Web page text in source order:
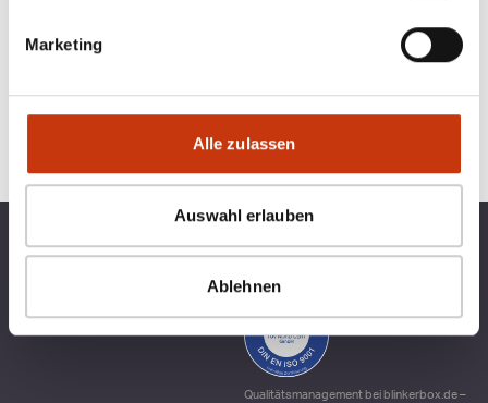
Marketing
Alle zulassen
Auswahl erlauben
Ablehnen
TOP KATEGORIEN BLINKERBOX
Qualitätsmanagement bei blinkerbox.de –